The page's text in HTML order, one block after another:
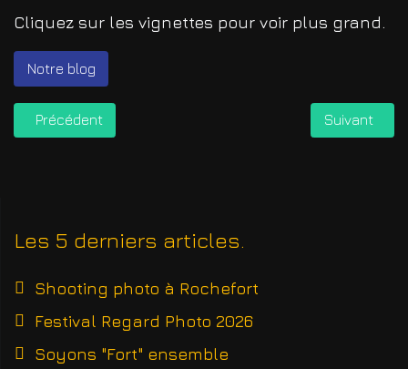
Cliquez sur les vignettes pour voir plus grand.
Notre blog
Article précédent : Festival Regard Photo 2026
Précédent Article
Suivant
Les 5 derniers articles
Shooting photo à Rochefort
Festival Regard Photo 2026
Soyons "Fort" ensemble